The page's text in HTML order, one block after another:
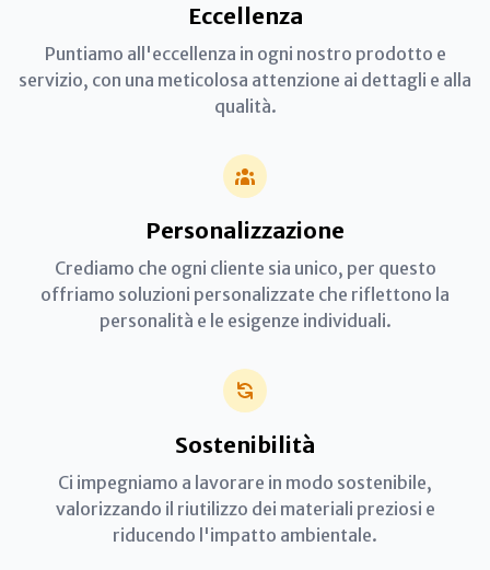
Eccellenza
Puntiamo all'eccellenza in ogni nostro prodotto e
servizio, con una meticolosa attenzione ai dettagli e alla
qualità.
Personalizzazione
Crediamo che ogni cliente sia unico, per questo
offriamo soluzioni personalizzate che riflettono la
personalità e le esigenze individuali.
Sostenibilità
Ci impegniamo a lavorare in modo sostenibile,
valorizzando il riutilizzo dei materiali preziosi e
riducendo l'impatto ambientale.